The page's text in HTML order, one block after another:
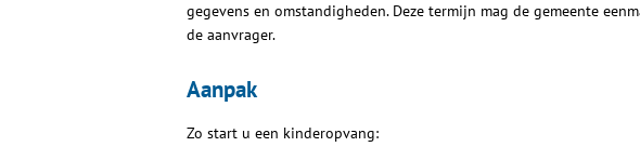
gegevens en omstandigheden. Deze termijn mag de gemeente
de aanvrager.
Aanpak
Zo start u een kinderopvang: